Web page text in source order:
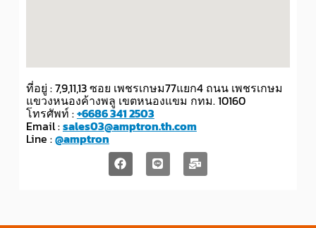
ที่อยู่ : 7,9,11,13 ซอย เพชรเกษม77แยก4 ถนน เพชรเกษม
แขวงหนองค้างพลู เขตหนองแขม กทม. 10160
โทรศัพท์ :+6686 341 2503
Email :sales03@amptron.th.com
Line :@amptron